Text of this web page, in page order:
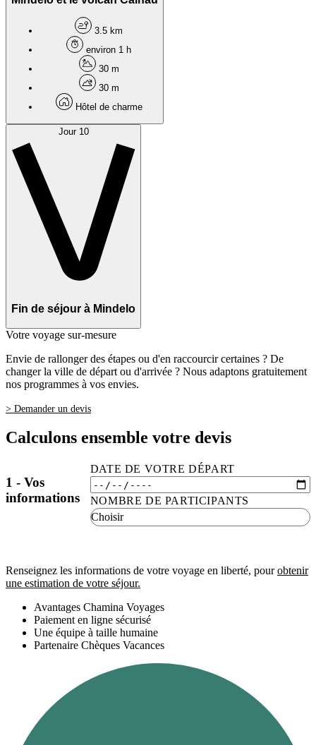
3.5 km
environ 1 h
30 m
30 m
Hôtel de charme
Jour 10
Fin de séjour à Mindelo
Votre voyage sur-mesure
Envie de rallonger des étapes ou d'en raccourcir certaines ? De
changer la ville de départ ou d'arrivée ? Nous adaptons gratuitement
nos programmes à vos envies.
> Demander un devis
Calculons ensemble votre devis
1 - Vos
informations
DATE DE VOTRE DÉPART
NOMBRE DE PARTICIPANTS
Renseignez les informations de votre voyage en liberté, pourobtenir
une estimation de votre séjour.
Avantages Chamina Voyages
Paiement en ligne sécurisé
Une équipe à taille humaine
Partenaire Chèques Vacances